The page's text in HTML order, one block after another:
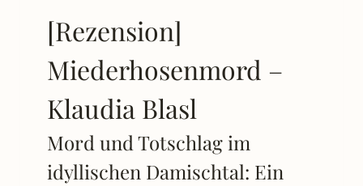
[Rezension]
Miederhosenmord –
Klaudia Blasl
Mord und Totschlag im
idyllischen Damischtal: Ein